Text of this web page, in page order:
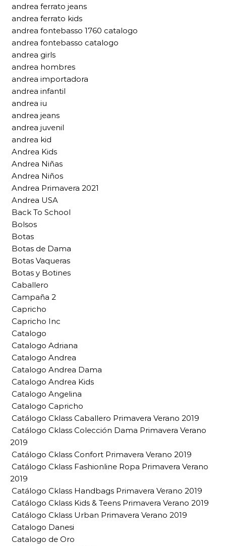
andrea ferrato jeans
andrea ferrato kids
andrea fontebasso 1760 catalogo
andrea fontebasso catalogo
andrea girls
andrea hombres
andrea importadora
andrea infantil
andrea iu
andrea jeans
andrea juvenil
andrea kid
Andrea Kids
Andrea Niñas
Andrea Niños
Andrea Primavera 2021
Andrea USA
Back To School
Bolsos
Botas
Botas de Dama
Botas Vaqueras
Botas y Botines
Caballero
Campaña 2
Capricho
Capricho Inc
Catalogo
Catalogo Adriana
Catalogo Andrea
Catalogo Andrea Dama
Catalogo Andrea Kids
Catalogo Angelina
Catalogo Capricho
Catálogo Cklass Caballero Primavera Verano 2019
Catálogo Cklass Colección Dama Primavera Verano
2019
Catálogo Cklass Confort Primavera Verano 2019
Catálogo Cklass Fashionline Ropa Primavera Verano
2019
Catálogo Cklass Handbags Primavera Verano 2019
Catálogo Cklass Kids & Teens Primavera Verano 2019
Catálogo Cklass Urban Primavera Verano 2019
Catalogo Danesi
Catalogo de Oro